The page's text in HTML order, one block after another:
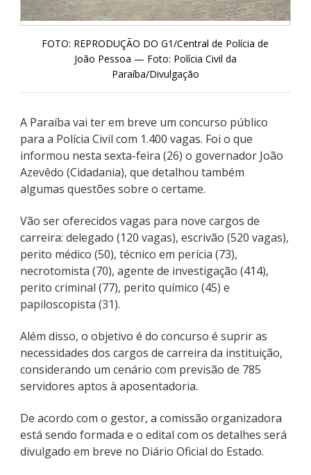
FOTO: REPRODUÇÃO DO G1/Central de Polícia de
João Pessoa — Foto: Polícia Civil da
Paraíba/Divulgação
A Paraíba vai ter em breve um concurso público
para a Polícia Civil com 1.400 vagas. Foi o que
informou nesta sexta-feira (26) o governador João
Azevêdo (Cidadania), que detalhou também
algumas questões sobre o certame.
Vão ser oferecidos vagas para nove cargos de
carreira: delegado (120 vagas), escrivão (520 vagas),
perito médico (50), técnico em perícia (73),
necrotomista (70), agente de investigação (414),
perito criminal (77), perito químico (45) e
papiloscopista (31).
Além disso, o objetivo é do concurso é suprir as
necessidades dos cargos de carreira da instituição,
considerando um cenário com previsão de 785
servidores aptos à aposentadoria.
De acordo com o gestor, a comissão organizadora
está sendo formada e o edital com os detalhes será
divulgado em breve no Diário Oficial do Estado.